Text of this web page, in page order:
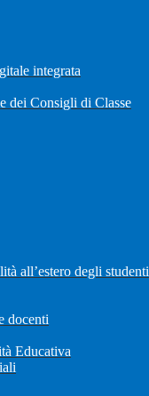
integrata
dei Consigli di Classe
all’estero degli studenti
docenti
Educativa